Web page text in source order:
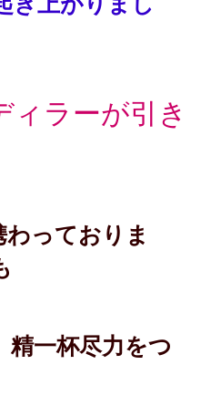
ィラーが引き
っておりま
精一杯尽力をつ